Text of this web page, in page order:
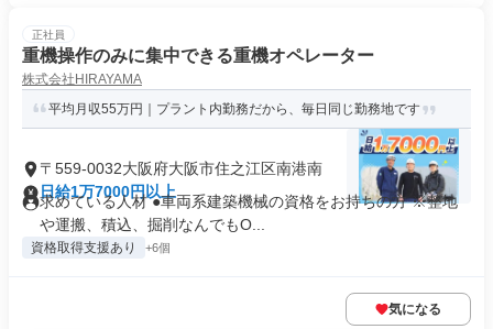
正社員
重機操作のみに集中できる重機オペレーター
株式会社HIRAYAMA
平均月収55万円｜プラント内勤務だから、毎日同じ勤務地です
〒559-0032大阪府大阪市住之江区南港南
日給1万7000円以上
求めている人材 ●車両系建築機械の資格をお持ちの方 ※整地
や運搬、積込、掘削なんでもO...
資格取得支援あり +6個
気になる